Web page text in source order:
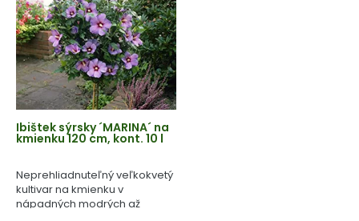
Ibištek sýrsky ´MARINA´ na
kmienku 120 cm, kont. 10 l
Neprehliadnuteľný veľkokvetý
kultivar na kmienku v
nápadných modrých až